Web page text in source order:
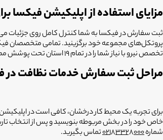
مزایای استفاده از اپلیکیشن فیکسا
ثبت سفارش در فیکسا به شما کنترل کامل روی جزئیات
پروتکل‌های مجموعه خود برگزینید. تمامی متخصصان
تخصص نیرو با نیاز شما را در تمام ۱۹ استان تحت پوشش ممکن کرده است.
مراحل ثبت سفارش خدمات نظافت در
برای تجربه یک محیط کار درخشان، کافی است در
خاص خود را در بخش مربوطه بنویسید و پس از انتخاب
شماره02183328000تماس بگیرید.